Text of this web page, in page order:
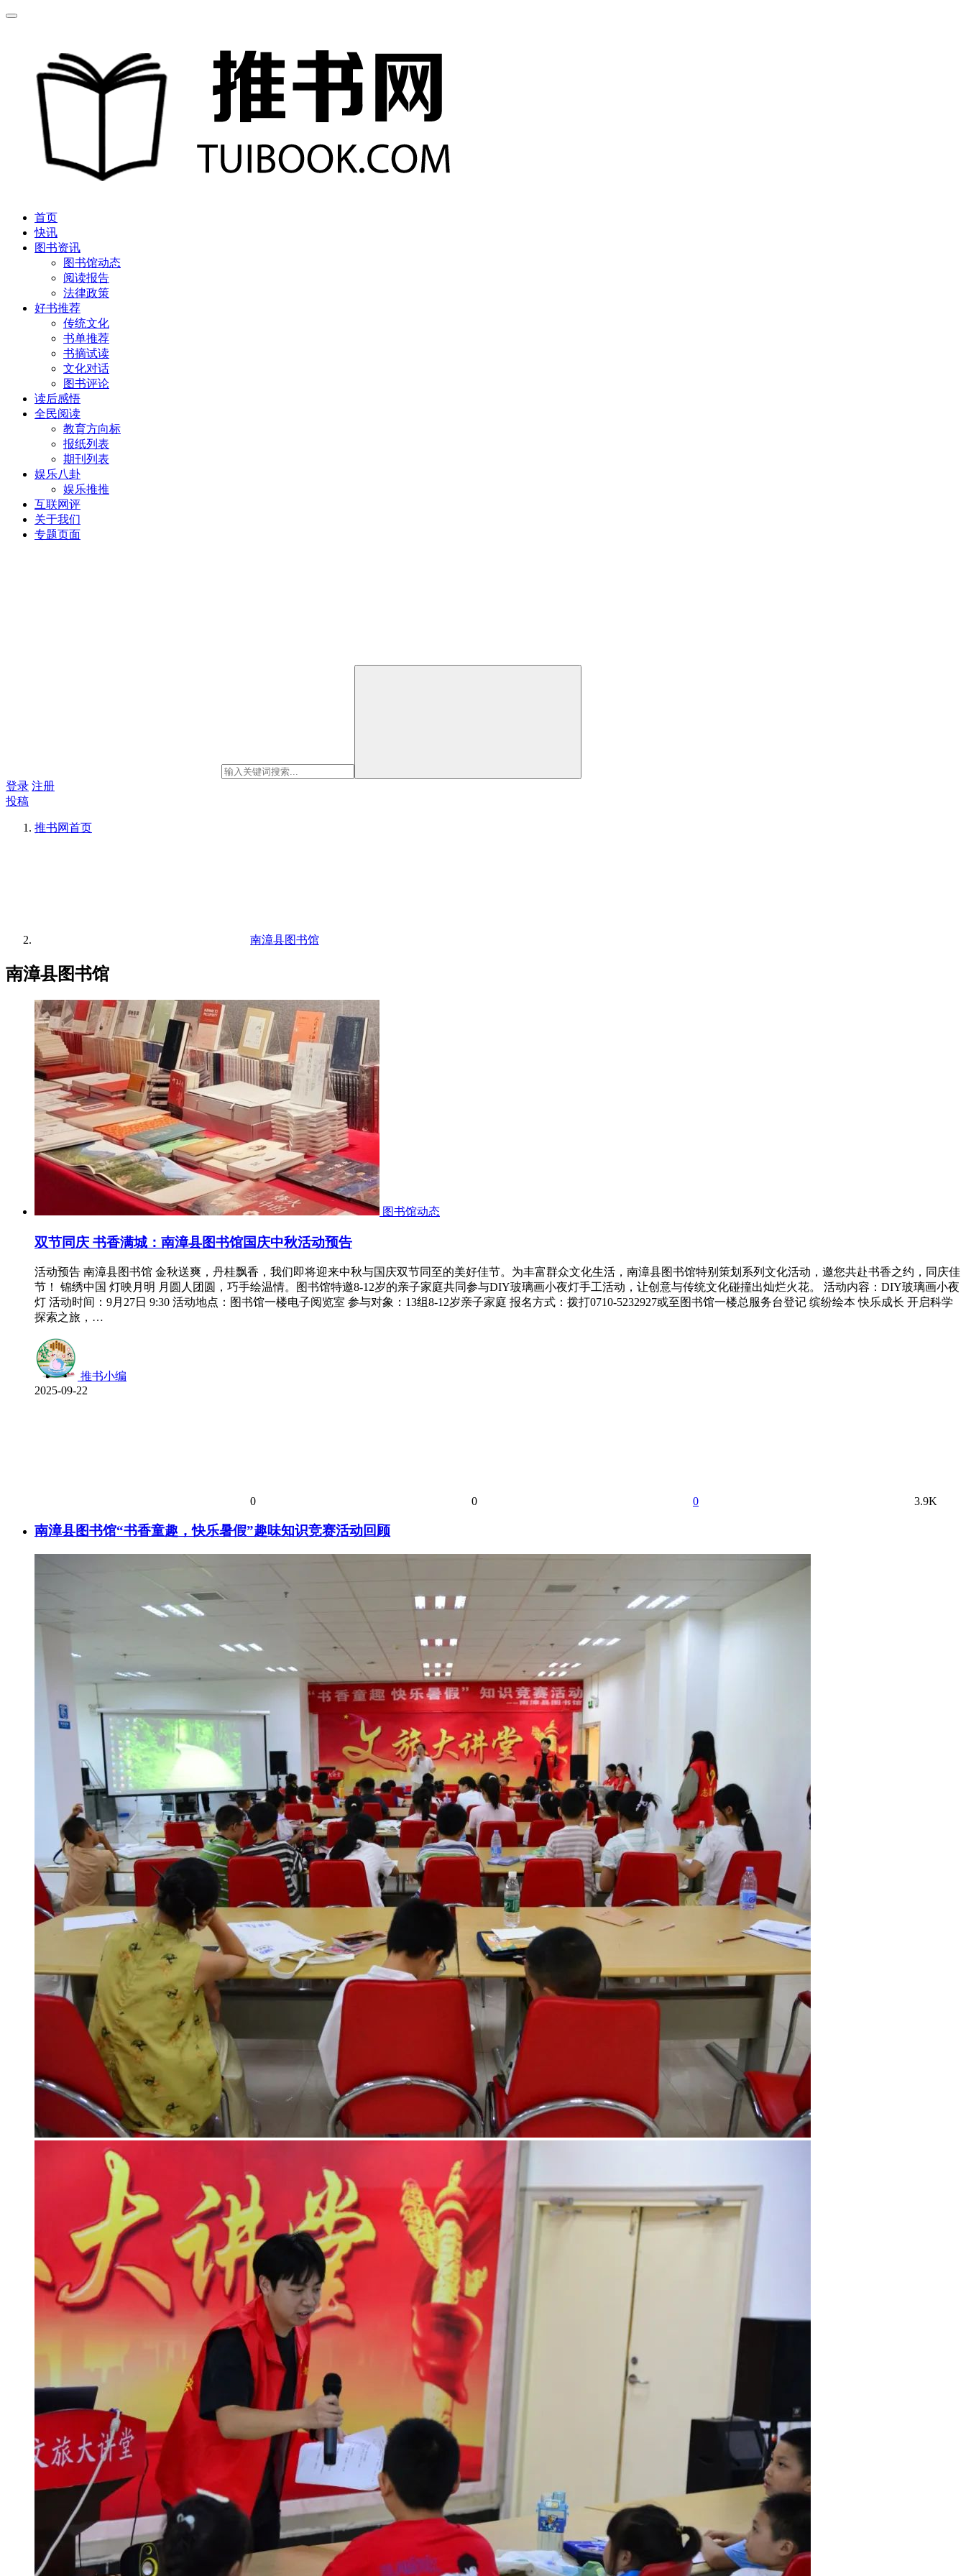
首页
快讯
图书资讯
图书馆动态
阅读报告
法律政策
好书推荐
传统文化
书单推荐
书摘试读
文化对话
图书评论
读后感悟
全民阅读
教育方向标
报纸列表
期刊列表
娱乐八卦
娱乐推推
互联网评
关于我们
专题页面
登录 注册
投稿
推书网首页
南漳县图书馆
南漳县图书馆
图书馆动态
双节同庆 书香满城：南漳县图书馆国庆中秋活动预告
活动预告 南漳县图书馆 金秋送爽，丹桂飘香，我们即将迎来中秋与国庆双节同至的美好佳节。为丰富群众文化生活，南漳县图书馆特别策划系列文化活动，邀您共赴书香之约，同庆佳
节！ 锦绣中国 灯映月明 月圆人团圆，巧手绘温情。图书馆特邀8-12岁的亲子家庭共同参与DIY玻璃画小夜灯手工活动，让创意与传统文化碰撞出灿烂火花。 活动内容：DIY玻璃画小夜
灯 活动时间：9月27日 9:30 活动地点：图书馆一楼电子阅览室 参与对象：13组8-12岁亲子家庭 报名方式：拨打0710-5232927或至图书馆一楼总服务台登记 缤纷绘本 快乐成长 开启科学
探索之旅，…
推书小编
2025-09-22
0 0 0 3.9K
南漳县图书馆“书香童趣，快乐暑假”趣味知识竞赛活动回顾